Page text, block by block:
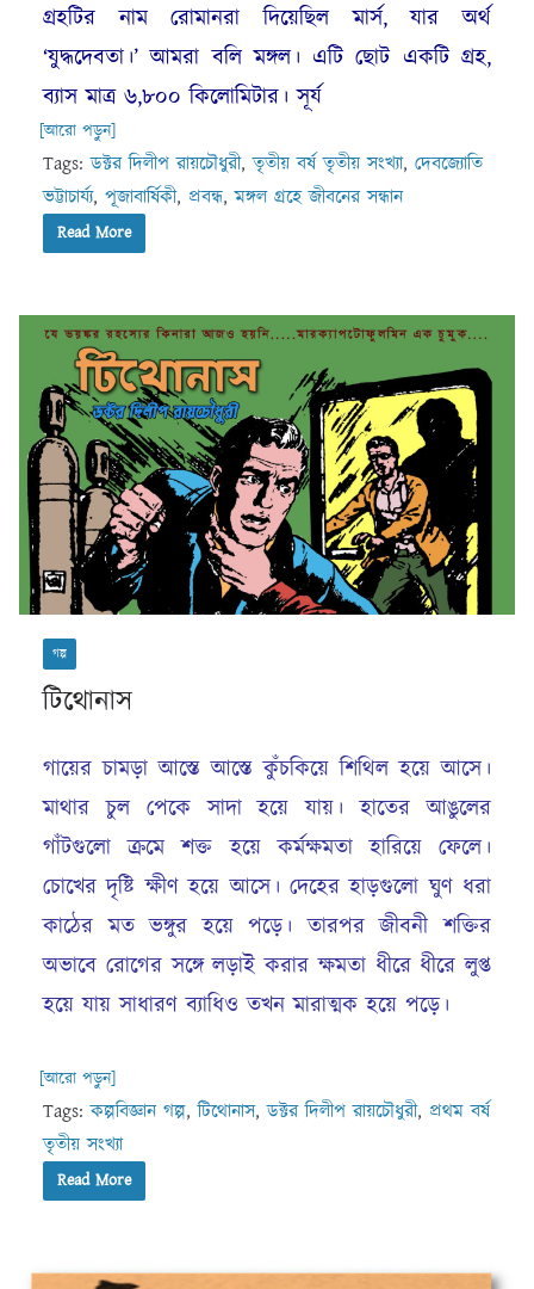
গ্রহটির নাম রোমানরা দিয়েছিল মার্স, যার অর্থ
‘যুদ্ধদেবতা।’ আমরা বলি মঙ্গল। এটি ছোট একটি গ্রহ,
ব্যাস মাত্র ৬,৮০০ কিলোমিটার। সূর্য
[আরো পড়ুন]
Tags:ডক্টর দিলীপ রায়চৌধুরী,তৃতীয় বর্ষ তৃতীয় সংখ্যা, দেবজ্যোতি
ভট্টাচার্য্য, পূজাবার্ষিকী, প্রবন্ধ,মঙ্গল গ্রহে জীবনের সন্ধান
Read More
গল্প
টিথোনাস
গায়ের চামড়া আস্তে আস্তে কুঁচকিয়ে শিথিল হয়ে আসে।
মাথার চুল পেকে সাদা হয়ে যায়। হাতের আঙুলের
গাঁটগুলো ক্রমে শক্ত হয়ে কর্মক্ষমতা হারিয়ে ফেলে।
চোখের দৃষ্টি ক্ষীণ হয়ে আসে। দেহের হাড়গুলো ঘুণ ধরা
কাঠের মত ভঙ্গুর হয়ে পড়ে। তারপর জীবনী শক্তির
অভাবে রোগের সঙ্গে লড়াই করার ক্ষমতা ধীরে ধীরে লুপ্ত
হয়ে যায় সাধারণ ব্যাধিও তখন মারাত্মক হয়ে পড়ে।
[আরো পড়ুন]
Tags:কল্পবিজ্ঞান গল্প,টিথোনাস,ডক্টর দিলীপ রায়চৌধুরী, প্রথম বর্ষ
তৃতীয় সংখ্যা
Read More